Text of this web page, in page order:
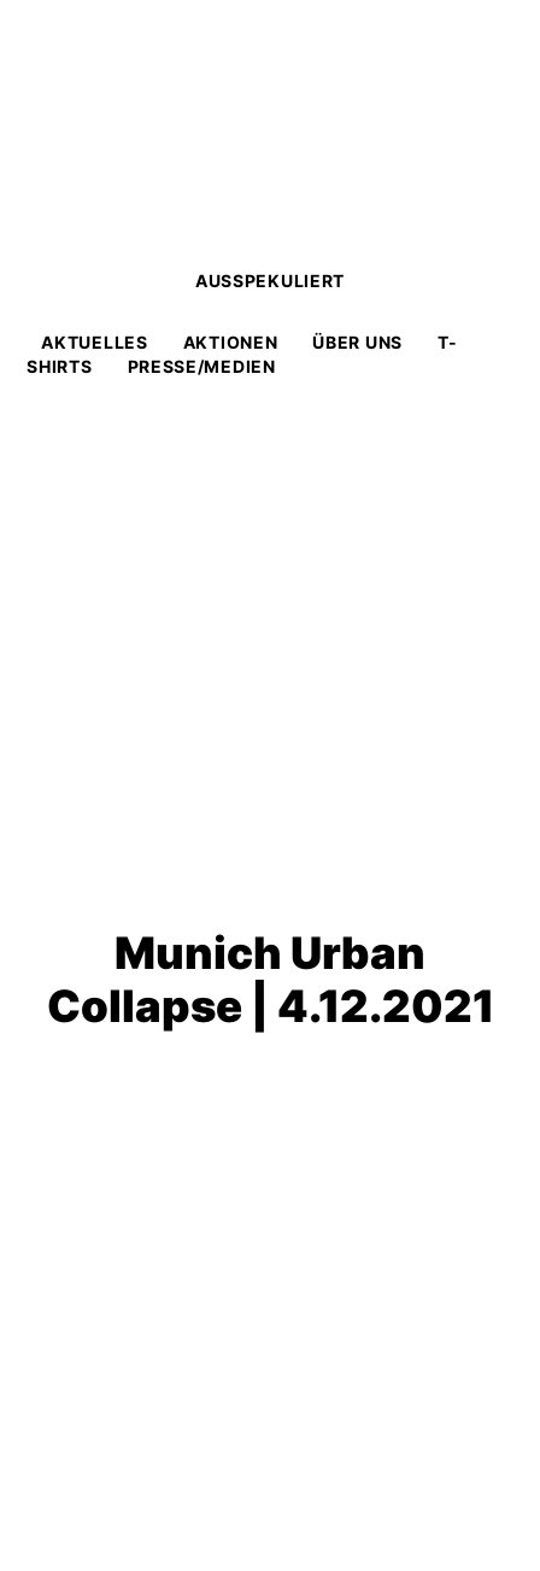
AUSSPEKULIERT
AKTUELLES AKTIONEN ÜBER UNS
T-
SHIRTS
PRESSE/MEDIEN
Munich Urban
Collapse | 4.12.2021